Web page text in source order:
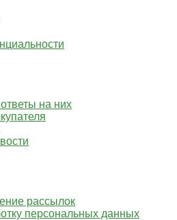
на них
рассылок
персональных данных